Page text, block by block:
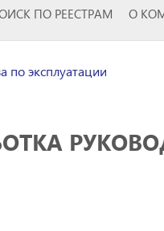
ПО РЕЕСТРАМ О
по эксплуатации